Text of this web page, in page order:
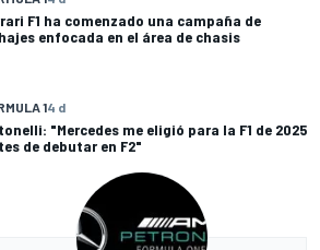
F1 ha comenzado una campaña de
enfocada en el área de chasis
14 d
"Mercedes me eligió para la F1 de 2025
de debutar en F2"